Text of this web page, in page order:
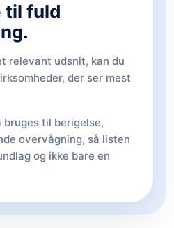
til fuld
relevant udsnit, kan du
der ser mest
bruges til berigelse,
overvågning, så listen
og ikke bare en